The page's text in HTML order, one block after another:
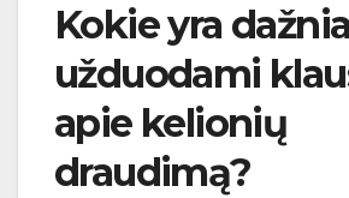
Kokie yra
užduodami
apie kelionių
draudimą?